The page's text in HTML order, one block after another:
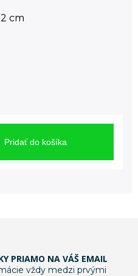
cm
Pridať do košíka
PRIAMO NA VÁŠ EMAIL
vždy medzi prvými